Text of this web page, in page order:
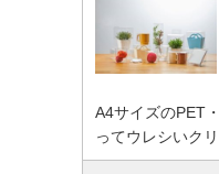
A4サイズのPET
ってウレシいク